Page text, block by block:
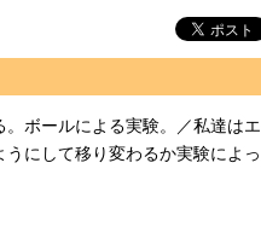
ボールによる実験。／私達はエ
にして移り変わるか実験によっ